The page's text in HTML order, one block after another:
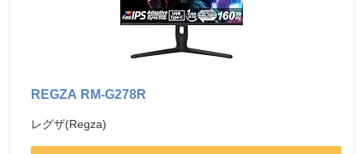
REGZA RM-G278R
レグザ(Regza)